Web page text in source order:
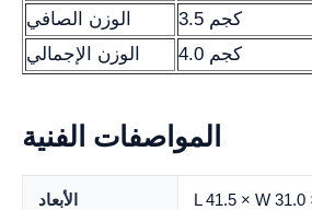
الوزن الصافي
3.5 كجم
الوزن الإجمالي
4.0 كجم
المواصفات الفنية
الأبعاد L 41.5 × W